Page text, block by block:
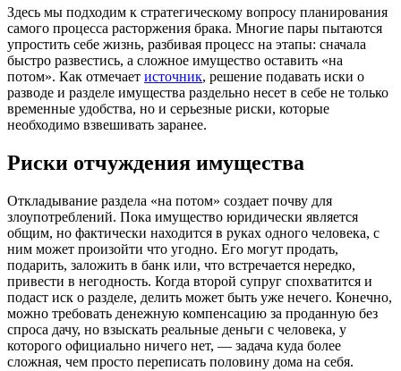
Здесь мы подходим к стратегическому вопросу планирования
самого процесса расторжения брака. Многие пары пытаются
упростить себе жизнь, разбивая процесс на этапы: сначала
быстро развестись, а сложное имущество оставить «на
потом». Как отмечает источник, решение подавать иски о
разводе и разделе имущества раздельно несет в себе не только
временные удобства, но и серьезные риски, которые
необходимо взвешивать заранее.
Риски отчуждения имущества
Откладывание раздела «на потом» создает почву для
злоупотреблений. Пока имущество юридически является
общим, но фактически находится в руках одного человека, с
ним может произойти что угодно. Его могут продать,
подарить, заложить в банк или, что встречается нередко,
привести в негодность. Когда второй супруг спохватится и
подаст иск о разделе, делить может быть уже нечего. Конечно,
можно требовать денежную компенсацию за проданную без
спроса дачу, но взыскать реальные деньги с человека, у
которого официально ничего нет, — задача куда более
сложная, чем просто переписать половину дома на себя.